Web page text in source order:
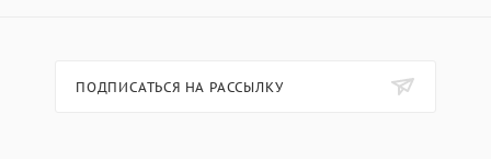
ПОДПИСАТЬСЯ НА РАССЫЛКУ